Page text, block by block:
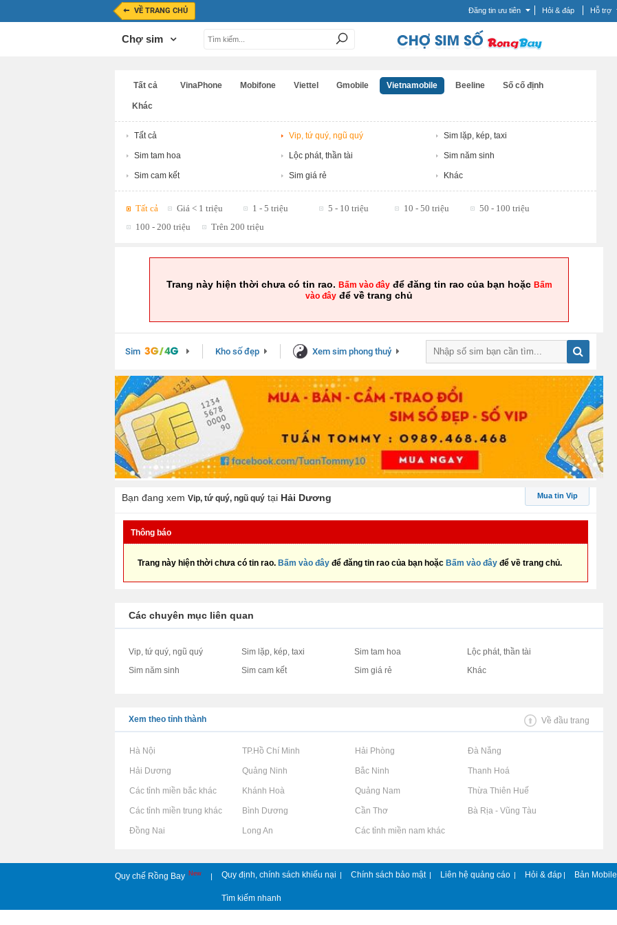
VỀ TRANG CHỦ Đăng tin ưu tiên Hỏi & đáp Hỗ trợ
Chợ sim
Tất cả VinaPhone Mobifone Viettel Gmobile Vietnamobile Beeline Số cố định
Khác
Tất cả Vip, tứ quý, ngũ quý Sim lặp, kép, taxi
Sim tam hoa Lộc phát, thần tài Sim năm sinh
Sim cam kết Sim giá rẻ Khác
Tất cả Giá < 1 triệu 1 - 5 triệu 5 - 10 triệu 10 - 50 triệu
50 - 100 triệu
100 - 200 triệu
Trên 200 triệu
Trang này hiện thời chưa có tin rao. Bấm vào đâyđể đăng tin rao của bạn hoặc Bấm
vào đây để về trang chủ
Sim Kho số đẹp Xem sim phong thuỷ
Bạn đang xem Vip, tứ quý, ngũ quý tại Hải Dương Mua tin Vip
Thông báo
Trang này hiện thời chưa có tin rao. Bấm vào đây để đăng tin rao của bạn hoặc Bấm vào đây để về trang chủ.
Các chuyên mục liên quan
Vip, tứ quý, ngũ quý Sim lặp, kép, taxi Sim tam hoa
Lộc phát, thần tài
Sim năm sinh
Sim cam kết Sim giá rẻ Khác
Xem theo tỉnh thành Về đầu trang
Rao vặt tại Hà Nội Rao vặt tại TP.Hồ Chí Minh Rao vặt tại Hải Phòng Rao vặt tại Đà Nẵng
Rao vặt tại Hải Dương Rao vặt tại Quảng Ninh Rao vặt tại Bắc Ninh Rao vặt tại Thanh Hoá
Rao vặt tại Các tỉnh miền bắc khácRao vặt tại Khánh Hoà Rao vặt tại Quảng Nam Rao vặt tại Thừa Thiên Huế
Rao vặt tại Các tỉnh miền trung khácRao vặt tại Bình Dương Rao vặt tại Cần Thơ Rao vặt tại Bà Rịa - Vũng Tàu
Rao vặt tại Đồng Nai Rao vặt tại Long An Rao vặt tại Các tỉnh miền nam khác
Quy chế Rồng Bay New | Quy định, chính sách khiếu nại | Chính sách bảo mật | Liên hệ quảng cáo | Hỏi & đáp | Bản Mobile
Tìm kiếm nhanh